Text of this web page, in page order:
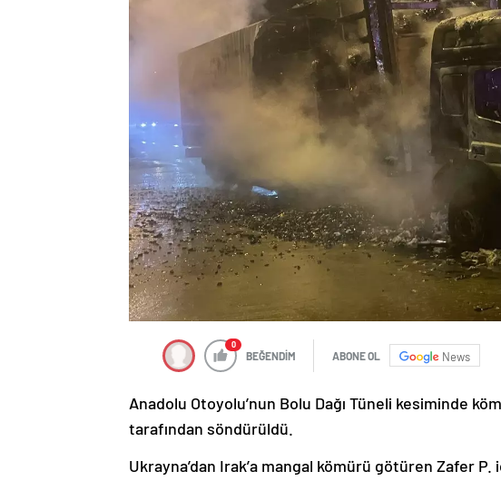
0
BEĞENDİM ABONE OL News
Anadolu Otoyolu’nun Bolu Dağı Tüneli kesiminde
tarafından söndürüldü.
Ukrayna’dan Irak’a mangal kömürü götüren Zafer